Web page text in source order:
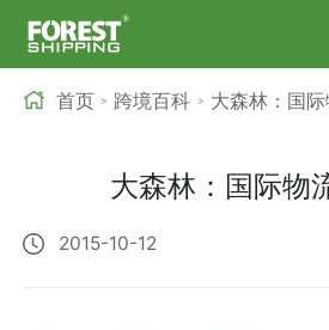
首页 > 跨境百科 > 大森林：国
大森林：国际物
2015-10-12